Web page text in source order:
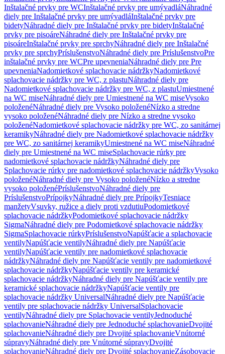
Inštalačné prvky pre WCInštalačné prvky pre umývadláNáhradné
diely pre Inštalačné prvky pre umývadláInštalačné prvky pre
bidetyNáhradné diely pre Inštalačné prvky pre bidetyInštalačné
prvky pre pisoáreNáhradné diely pre Inštalačné prvky pre
pisoáreInštalačné prvky pre sprchyNáhradné diely pre Inštalačné
prvky pre sprchyPríslušenstvoNáhradné diely pre PríslušenstvoPre
inštalačné prvky pre WCPre upevneniaNáhradné diely pre Pre
upevneniaNadomietkové splachovacie nádržkyNadomietkové
splachovacie nádržky pre WC, z plastuNáhradné diely pre
Nadomietkové splachovacie nádržky pre WC, z plastuUmiestnené
na WC miseNáhradné diely pre Umiestnené na WC miseVysoko
položenéNáhradné diely pre Vysoko položenéNízko a stredne
vysoko položenéNáhradné diely pre Nízko a stredne vysoko
položenéNadomietkové splachovacie nádržky pre WC, zo sanitárnej
keramikyNáhradné diely pre Nadomietkové splachovacie nádržky
pre WC, zo sanitárnej keramikyUmiestnené na WC miseNáhradné
diely pre Umiestnené na WC miseSplachovacie rúrky pre
nadomietkové splachovacie nádržkyNáhradné diely pre
Splachovacie rúrky pre nadomietkové splachovacie nádržkyVysoko
položenéNáhradné diely pre Vysoko položenéNízko a stredne
vysoko položenéPríslušenstvoNáhradné diely pre
PríslušenstvoPrípojkyNáhradné diely pre PrípojkyTesniace
manžetyVsuvky, ružice a diely proti vzdutiuPodomietkové
splachovacie nádržkyPodomietkové splachovacie nádržky
SigmaNáhradné diely pre Podomietkové splachovacie nádržky
SigmaSplachovacie rúrkyPríslušenstvoNapúšťacie a splachovacie
ventilyNapúšťacie ventilyNáhradné diely pre Napúšťacie
ventilyNapúšťacie ventily pre nadomietkové splachovacie
nádržkyNáhradné diely pre Napúšťacie ventily pre nadomietkové
splachovacie nádržkyNapúšťacie ventily pre keramické
splachovacie nádržkyNáhradné diely pre Napúšťacie ventily pre
keramické splachovacie nádržkyNapúšťacie ventily pre
splachovacie nádržky UniversalNáhradné diely pre Napúšťacie
ventily pre splachovacie nádržky UniversalSplachovacie
ventilyNáhradné diely pre Splachovacie ventilyJednoduché
splachovanieNáhradné diely pre Jednoduché splachovanieDvojité
splachovanieNáhradné diely pre Dvojité splachovanieVnútorné
súpravyNáhradné diely pre Vnútorné súpravyDvojité
splachovanieNáhradné diely pre Dvojité splachovanieZásobovacie